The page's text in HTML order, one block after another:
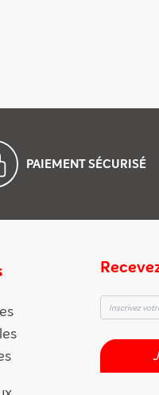
PAIEMENTSÉCURISÉ